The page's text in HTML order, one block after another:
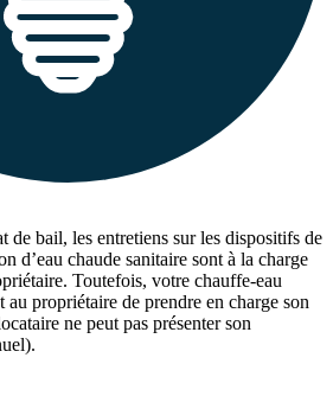
de bail, les entretiens sur les dispositifs de
d’eau chaude sanitaire sont à la charge
Toutefois, votre chauffe-eau
propriétaire de prendre en charge son
ne peut pas présenter son